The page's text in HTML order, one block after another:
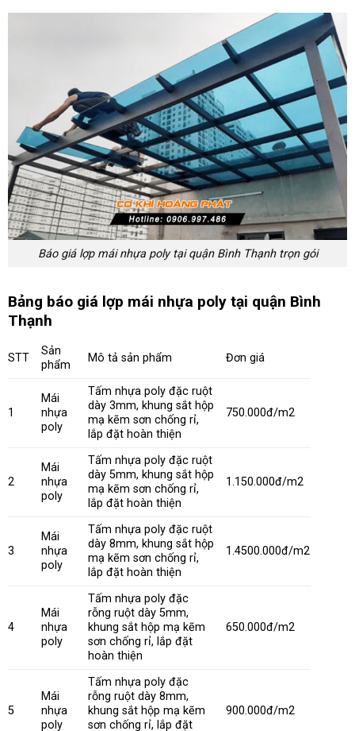
Báo giá lợp mái nhựa poly tại quận Bình Thạnh trọn gói
Bảng báo giá lợp mái nhựa poly tại quận Bình
Thạnh
STT
Sản
phẩm
Mô tả sản phẩm Đơn giá
1
Mái
nhựa
poly
Tấm nhựa poly đặc ruột
dày 3mm, khung sắt hộp
mạ kẽm sơn chống rỉ,
lắp đặt hoàn thiện
750.000đ/m2
2
Mái
nhựa
poly
Tấm nhựa poly đặc ruột
dày 5mm, khung sắt hộp
mạ kẽm sơn chống rỉ,
lắp đặt hoàn thiện
1.150.000đ/m2
3
Mái
nhựa
poly
Tấm nhựa poly đặc ruột
dày 8mm, khung sắt hộp
mạ kẽm sơn chống rỉ,
lắp đặt hoàn thiện
1.4500.000đ/m2
4
Mái
nhựa
poly
Tấm nhựa poly đặc
rỗng ruột dày 5mm,
khung sắt hộp mạ kẽm
sơn chống rỉ, lắp đặt
hoàn thiện
650.000đ/m2
5
Mái
nhựa
poly
Tấm nhựa poly đặc
rỗng ruột dày 8mm,
khung sắt hộp mạ kẽm
sơn chống rỉ, lắp đặt
900.000đ/m2